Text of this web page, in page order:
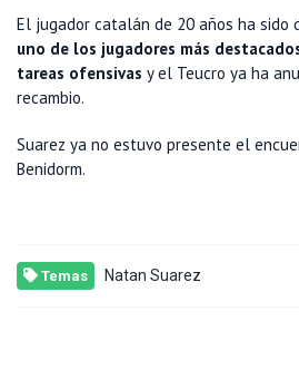
El jugador catalán de 20 años ha
uno de los jugadores más
tareas ofensivas y el Teucro ya ha
recambio.
Suarez ya no estuvo presente el
Benidorm.
Temas Natan Suarez